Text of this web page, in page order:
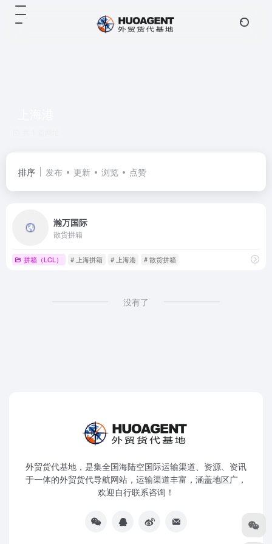
排序 发布 更新 浏览 点赞
瀚万国际
散货拼箱
拼箱（LCL） # 上海拼箱 # 上海港 # 散货拼箱
没有了
外贸货代基地，是集全国海陆空国际运输渠道、资源、资讯
于一体的外贸货代导航网站，运输渠道丰富，涵盖地区广，
欢迎自行联系咨询！